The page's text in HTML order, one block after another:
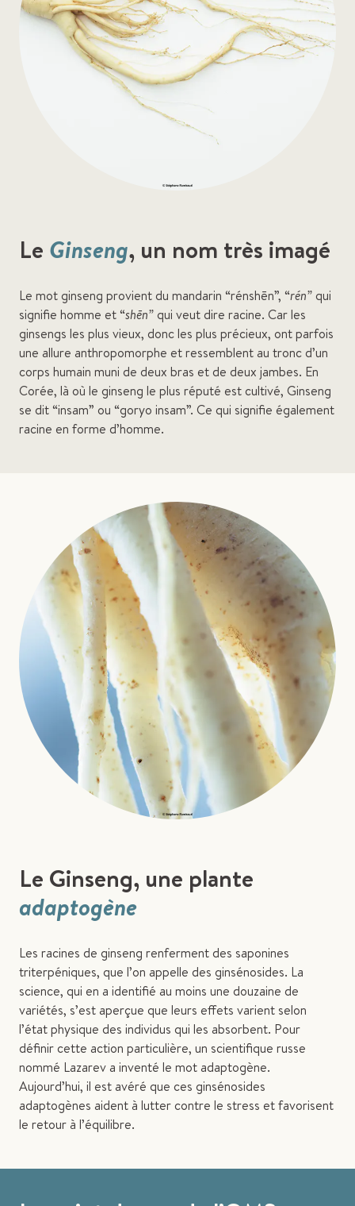
Le Ginseng, un nom très imagé
Le mot ginseng provient du mandarin “rénshēn”, “rén” qui
signifie homme et “shēn” qui veut dire racine. Car les
ginsengs les plus vieux, donc les plus précieux, ont parfois
une allure anthropomorphe et ressemblent au tronc d’un
corps humain muni de deux bras et de deux jambes. En
Corée, là où le ginseng le plus réputé est cultivé, Ginseng
se dit “insam” ou “goryo insam”. Ce qui signifie également
racine en forme d’homme.
Le Ginseng, une plante
adaptogène
Les racines de ginseng renferment des saponines
triterpéniques, que l’on appelle des ginsénosides. La
science, qui en a identifié au moins une douzaine de
variétés, s’est aperçue que leurs effets varient selon
l’état physique des individus qui les absorbent. Pour
définir cette action particulière, un scientifique russe
nommé Lazarev a inventé le mot adaptogène.
Aujourd’hui, il est avéré que ces ginsénosides
adaptogènes aident à lutter contre le stress et favorisent
le retour à l’équilibre.